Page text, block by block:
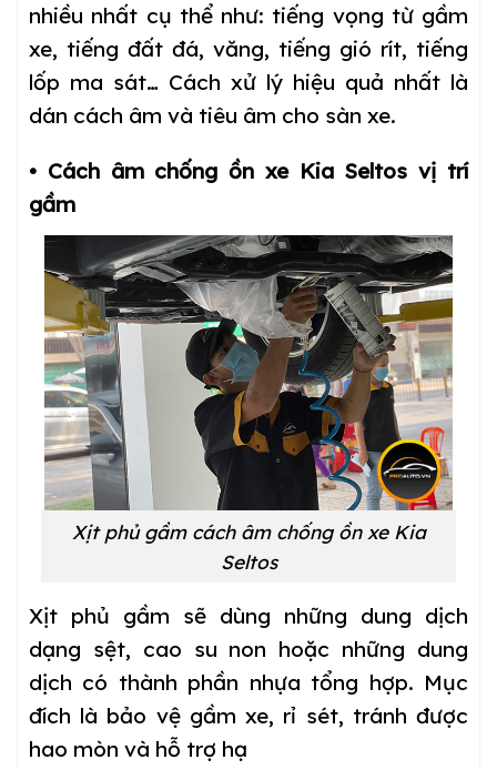
nhiều nhất cụ thể như: tiếng vọng từ gầm
xe, tiếng đất đá, văng, tiếng gió rít, tiếng
lốp ma sát… Cách xử lý hiệu quả nhất là
dán cách âm và tiêu âm cho sàn xe.
• Cách âm chống ồn xe Kia Seltos vị trí
gầm
Xịt phủ gầm cách âm chống ồn xe Kia
Seltos
Xịt phủ gầm sẽ dùng những dung dịch
dạng sệt, cao su non hoặc những dung
dịch có thành phần nhựa tổng hợp. Mục
đích là bảo vệ gầm xe, rỉ sét, tránh được
hao mòn và hỗ trợ hạ